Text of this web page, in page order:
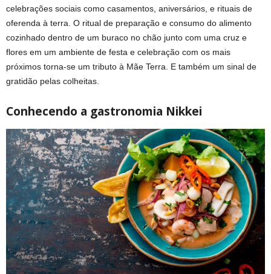
celebrações sociais como casamentos, aniversários, e rituais de
oferenda à terra. O ritual de preparação e consumo do alimento
cozinhado dentro de um buraco no chão junto com uma cruz e
flores em um ambiente de festa e celebração com os mais
próximos torna-se um tributo à Mãe Terra. E também um sinal de
gratidão pelas colheitas.
Conhecendo a gastronomia Nikkei